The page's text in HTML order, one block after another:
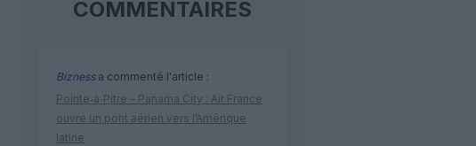
COMMENTAIRES
Biznessa commenté l'article :
Pointe‑à‑Pitre – Panama City : Air France
ouvre un pont aérien vers l’Amérique
latine